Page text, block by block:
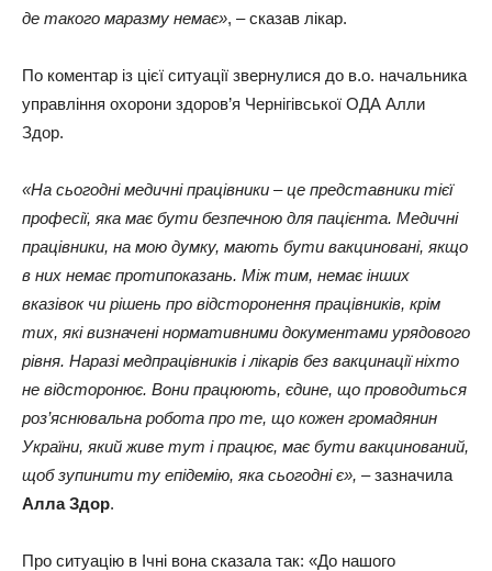
де такого маразму немає», – сказав лікар.
По коментар із цієї ситуації звернулися до в.о. начальника
управління охорони здоров’я Чернігівської ОДА Алли
Здор.
«На сьогодні медичні працівники – це представники тієї
професії, яка має бути безпечною для пацієнта. Медичні
працівники, на мою думку, мають бути вакциновані, якщо
в них немає протипоказань. Між тим, немає інших
вказівок чи рішень про відсторонення працівників, крім
тих, які визначені нормативними документами урядового
рівня. Наразі медпрацівників і лікарів без вакцинації ніхто
не відсторонює. Вони працюють, єдине, що проводиться
роз’яснювальна робота про те, що кожен громадянин
України, який живе тут і працює, має бути вакцинований,
щоб зупинити ту епідемію, яка сьогодні є», – зазначила
Алла Здор.
Про ситуацію в Ічні вона сказала так: «До нашого